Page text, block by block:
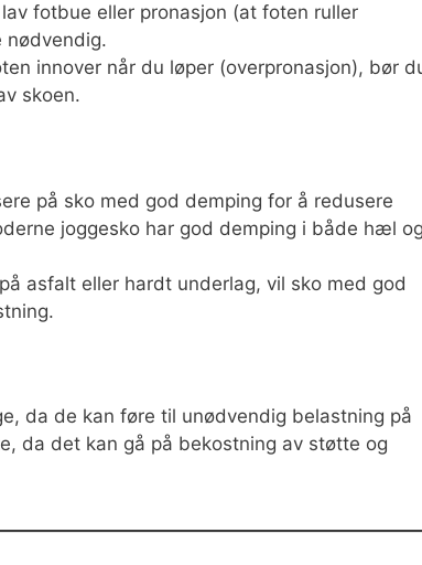
fotbue eller pronasjon (at foten ruller
nødvendig.
innover når du løper (overpronasjon), bør
skoen.
på sko med god demping for å redusere
joggesko har god demping i både hæl
asfalt eller hardt underlag, vil sko med god
da de kan føre til unødvendig belastning på
da det kan gå på bekostning av støtte og